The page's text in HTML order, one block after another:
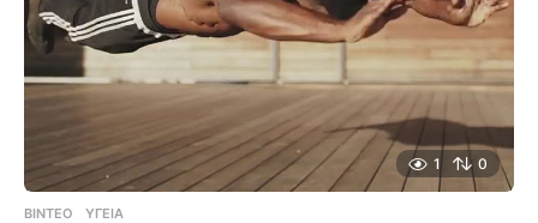
1 0
ΒΊΝΤΕΟ ΥΓΕΊΑ